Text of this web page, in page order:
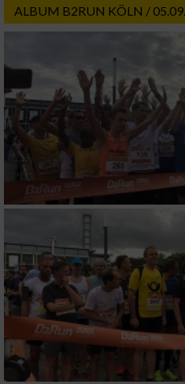
ALBUM B2RUN KÖLN /
Werbung